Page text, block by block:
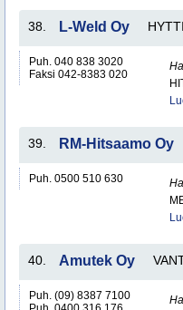
38. L-Weld Oy HYTTI
Puh. 040 838 3020
Faksi 042-8383 020
39. RM-Hitsaamo Oy
Puh. 0500 510 630
40. Amutek Oy
Puh. (09) 8387 7100